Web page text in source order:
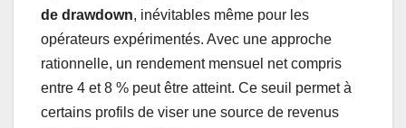
de drawdown, inévitables même pour les
opérateurs expérimentés. Avec une approche
rationnelle, un rendement mensuel net compris
entre 4 et 8 % peut être atteint. Ce seuil permet à
certains profils de viser une source de revenus